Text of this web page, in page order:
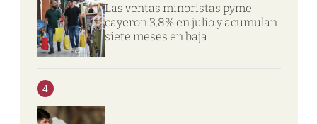
Las ventas minoristas pyme
cayeron 3,8% en julio y acumulan
siete meses en baja
4